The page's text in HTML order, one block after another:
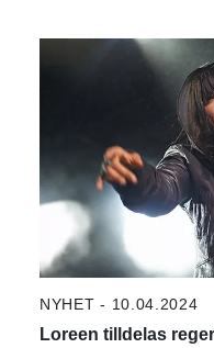
NYHET - 10.04.2024
Loreen tilldelas